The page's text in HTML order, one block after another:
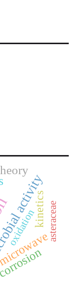
kinetics
oxidation asteraceae